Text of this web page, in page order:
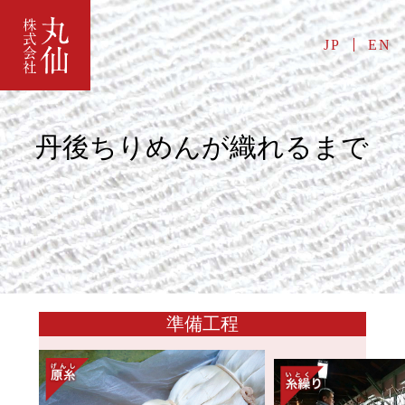
JP EN
丹後ちりめんが織れるまで
準備工程